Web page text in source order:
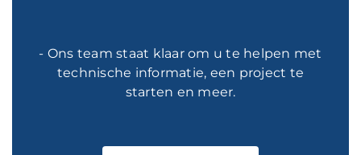
- Ons team staat klaar om u te helpen met
technische informatie, een project te
starten en meer.